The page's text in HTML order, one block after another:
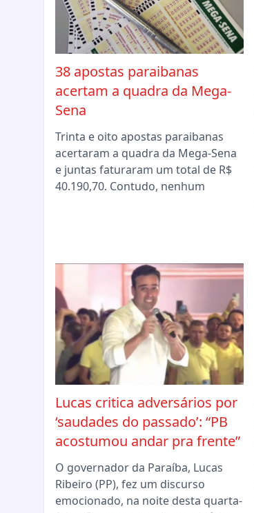
38 apostas paraibanas
acertam a quadra da Mega-
Sena
Trinta e oito apostas paraibanas
acertaram a quadra da Mega-Sena
e juntas faturaram um total de R$
40.190,70. Contudo, nenhum
Lucas critica adversários por
‘saudades do passado’: “PB
acostumou andar pra frente”
O governador da Paraíba, Lucas
Ribeiro (PP), fez um discurso
emocionado, na noite desta quarta-